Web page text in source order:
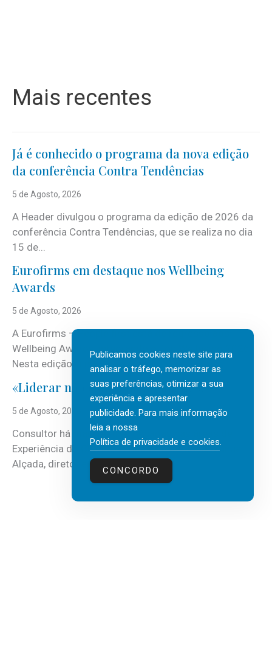
Mais recentes
Já é conhecido o programa da nova edição
da conferência Contra Tendências
5 de Agosto, 2026
A Header divulgou o programa da edição de 2026 da
conferência Contra Tendências, que se realiza no dia
15 de...
Eurofirms em destaque nos Wellbeing
Awards
5 de Agosto, 2026
A Eurofirms – People first está de regresso aos
Wellbeing Awards, integrando o Top Wellbeing 2026.
Nesta edição, a multinacional...
«Liderar não é um talento místico.»
5 de Agosto, 2026
Consultor há mais de três décadas nas áreas de
Experiência do Cliente, Vendas e Liderança, Manuel
Alçada, diretor executivo da...
Publicamos cookies neste site para
analisar o tráfego, memorizar as
suas preferências, otimizar a sua
experiência e apresentar
publicidade. Para mais informação
leia a nossa
Política de privacidade e cookies.
CONCORDO